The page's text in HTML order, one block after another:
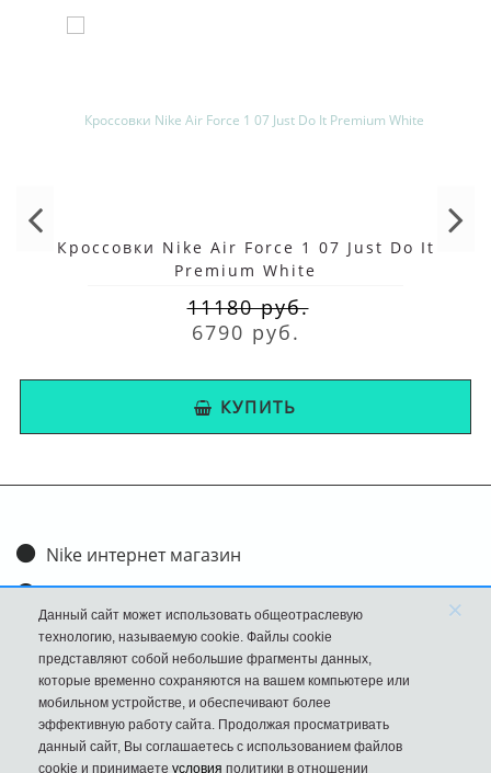
Кроссовки Nike Air Force 1 07 Just Do It
Premium White
11180 руб.
6790 руб.
КУПИТЬ
Nike интернет магазин
Доставка и оплата
Обмен и возврат
Размеры
FAQ
Новости
Данный сайт может использовать общеотраслевую
технологию, называемую cookie. Файлы cookie
представляют собой небольшие фрагменты данных,
которые временно сохраняются на вашем компьютере или
мобильном устройстве, и обеспечивают более
эффективную работу сайта. Продолжая просматривать
данный сайт, Вы соглашаетесь с использованием файлов
cookie и принимаете условия политики в отношении
×